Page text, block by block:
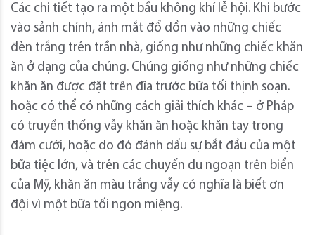
Các chi tiết tạo ra một bầu không khí lễ hội. Khi bước
vào sảnh chính, ánh mắt đổ dồn vào những chiếc
đèn trắng trên trần nhà, giống như những chiếc khăn
ăn ở dạng của chúng. Chúng giống như những chiếc
khăn ăn được đặt trên đĩa trước bữa tối thịnh soạn.
hoặc có thể có những cách giải thích khác – ở Pháp
có truyền thống vẫy khăn ăn hoặc khăn tay trong
đám cưới, hoặc do đó đánh dấu sự bắt đầu của một
bữa tiệc lớn, và trên các chuyến du ngoạn trên biển
của Mỹ, khăn ăn màu trắng vẫy có nghĩa là biết ơn
đội vì một bữa tối ngon miệng.